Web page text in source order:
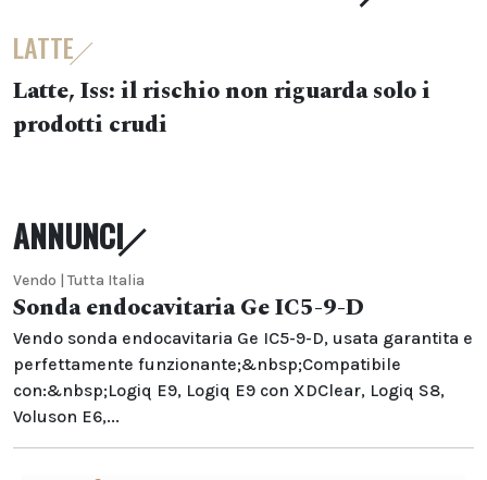
LATTE
Latte, Iss: il rischio non riguarda solo i
prodotti crudi
ANNUNCI
Vendo | Tutta Italia
Sonda endocavitaria Ge IC5-9-D
Vendo sonda endocavitaria Ge IC5-9-D, usata garantita e
perfettamente funzionante;&nbsp;Compatibile
con:&nbsp;Logiq E9, Logiq E9 con XDClear, Logiq S8,
Voluson E6,...